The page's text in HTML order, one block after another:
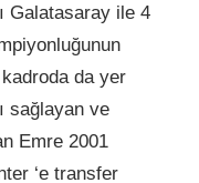
Galatasaray ile 4
kadroda da yer
sağlayan ve
Emre 2001
‘e transfer